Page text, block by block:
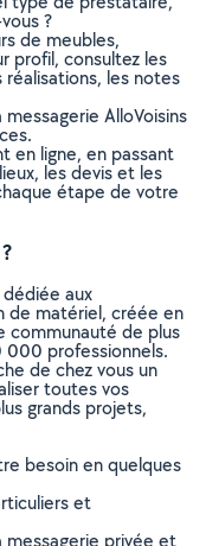
?
de meubles,
profil, consultez les
les notes
AlloVoisins
en ligne, en passant
les devis et les
étape de votre
dédiée aux
de matériel, créée en
communauté de plus
professionnels.
de chez vous un
toutes vos
grands projets,
besoin en quelques
et
messagerie privée et